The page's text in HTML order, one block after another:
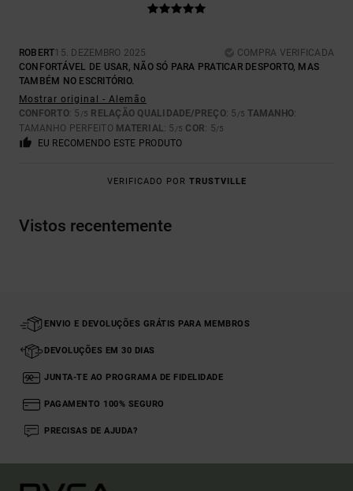
ROBERT15. DEZEMBRO 2025
COMPRA VERIFICADA
CONFORTÁVEL DE USAR, NÃO SÓ PARA PRATICAR DESPORTO, MAS
TAMBÉM NO ESCRITÓRIO.
Mostrar original - Alemão
CONFORTO: 5 /5 RELAÇÃO QUALIDADE/PREÇO: 5 /5 TAMANHO:
TAMANHO PERFEITO MATERIAL: 5 /5 COR: 5/5
EU RECOMENDO ESTE PRODUTO
VERIFICADO POR TRUSTVILLE
Vistos recentemente
ENVIO E DEVOLUÇÕES GRÁTIS PARA MEMBROS
DEVOLUÇÕES EM 30 DIAS
JUNTA-TE AO PROGRAMA DE FIDELIDADE
PAGAMENTO 100% SEGURO
PRECISAS DE AJUDA?